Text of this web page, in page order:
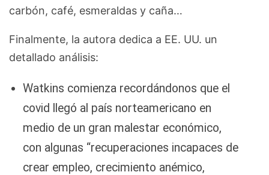
carbón, café, esmeraldas y caña…
Finalmente, la autora dedica a EE. UU. un
detallado análisis:
Watkins comienza recordándonos que el
covid llegó al país norteamericano en
medio de un gran malestar económico,
con algunas “recuperaciones incapaces de
crear empleo, crecimiento anémico,